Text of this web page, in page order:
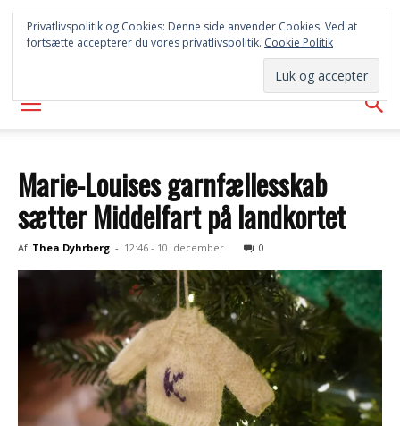
SYD
AVISEN
Marie-Louises garnfællesskab
sætter Middelfart på landkortet
Af Thea Dyhrberg - 12:46 - 10. december 0
Privatlivspolitik og Cookies: Denne side anvender Cookies. Ved at
fortsætte accepterer du vores privatlivspolitik. Cookie Politik